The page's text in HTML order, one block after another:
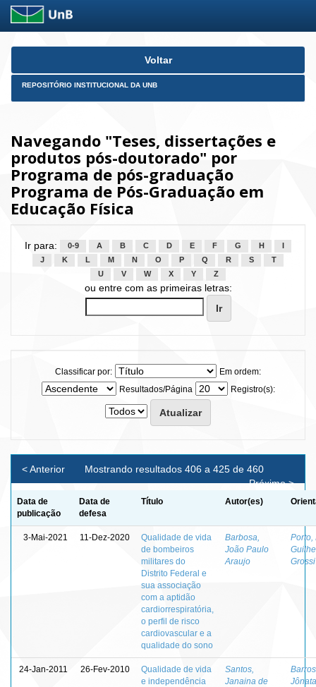
Skip
Voltar
REPOSITÓRIO INSTITUCIONAL DA UNB
Navegando "Teses, dissertações e
produtos pós-doutorado" por
Programa de pós-graduação
Programa de Pós-Graduação em
Educação Física
Ir para: 0-9 A B C D E F G H
J
K L M N O P Q R S
T
U
V W X Y Z
ou entre com as primeiras letras:
Classificar por:
Em ordem:
Resultados/Página
Registro(s):
Mostrando resultados 406 a 425 de 460
< Anterior
Próximo >
Data de
publicação
Data de
defesa
Título Autor(es)
3-Mai-2021 11-Dez-2020
Qualidade de vida
de bombeiros
militares do
Distrito Federal e
sua associação
com a aptidão
cardiorrespiratória,
o perfil de risco
cardiovascular e a
qualidade do sono
Barbosa,
João Paulo
Araujo
Porto,
Grossi
24-Jan-2011 26-Fev-2010
Qualidade de vida
e independência
Santos,
Janaina de